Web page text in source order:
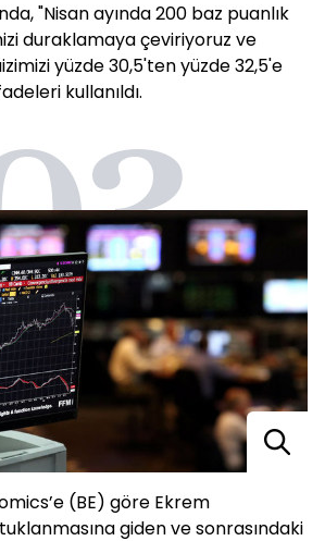
"Nisan ayında 200 baz puanlık
duraklamaya çeviriyoruz ve
yüzde 30,5'ten yüzde 32,5'e
kullanıldı.
(BE) göre Ekrem
giden ve sonrasındaki